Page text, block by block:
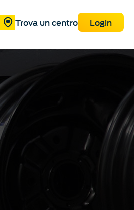
Trova un centro Login